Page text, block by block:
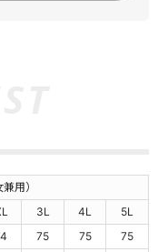
用）
3L 4L
5L
75 75
75